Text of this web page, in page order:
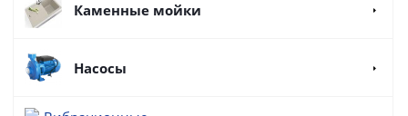
Каменные мойки
Насосы